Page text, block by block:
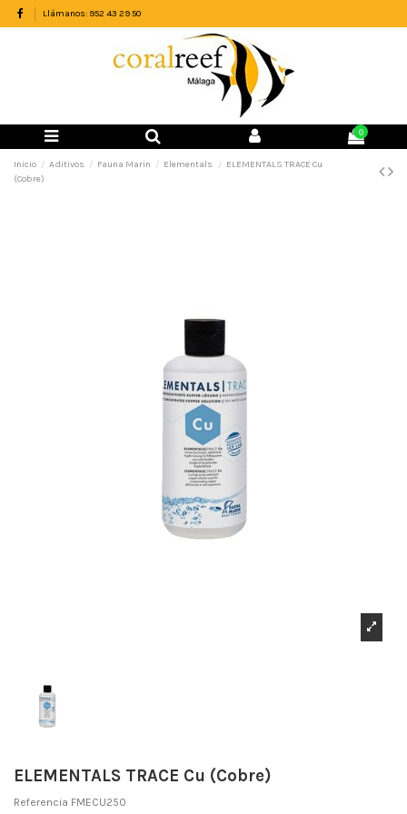
Llámanos: 952 43 29 50
0
Inicio Aditivos Fauna Marin Elementals
ELEMENTALS TRACE Cu
(Cobre)
ELEMENTALS TRACE Cu (Cobre)
Referencia FMECU250